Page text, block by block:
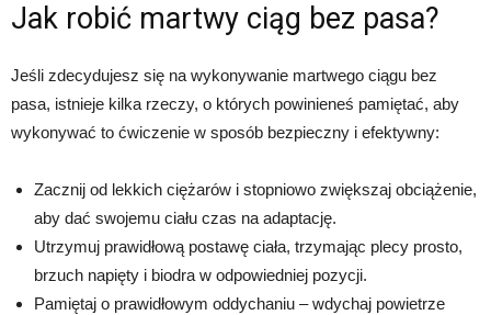
Jak robić martwy ciąg bez pasa?
Jeśli zdecydujesz się na wykonywanie martwego ciągu bez
pasa, istnieje kilka rzeczy, o których powinieneś pamiętać, aby
wykonywać to ćwiczenie w sposób bezpieczny i efektywny:
Zacznij od lekkich ciężarów i stopniowo zwiększaj obciążenie,
aby dać swojemu ciału czas na adaptację.
Utrzymuj prawidłową postawę ciała, trzymając plecy prosto,
brzuch napięty i biodra w odpowiedniej pozycji.
Pamiętaj o prawidłowym oddychaniu – wdychaj powietrze